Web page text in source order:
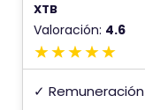
XTB
Valoración: 4.6
✓